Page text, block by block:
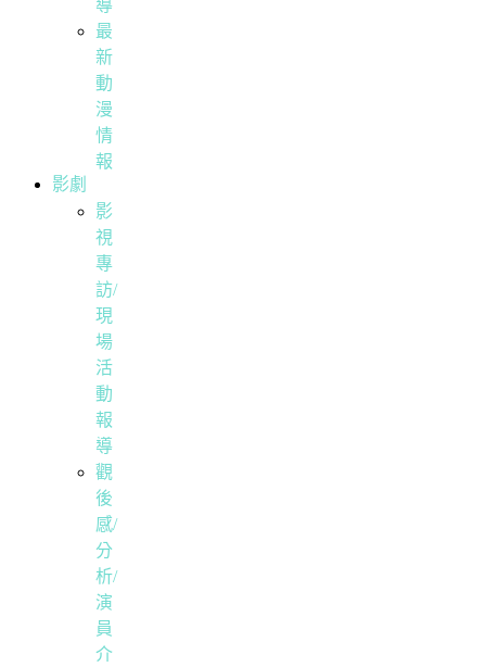
導
最
新
動
漫
情
報
影劇
影
視
專
訪/
現
場
活
動
報
導
觀
後
感/
分
析/
演
員
介